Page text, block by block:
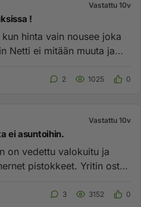
Vastattu 10v
!
hinta vain nousee joka
ei mitään muuta ja
2 1025 0
Vastattu 10v
ei asuntoihin.
on vedettu valokuitu ja
pistokkeet. Yritin ostaa
3 3152 0